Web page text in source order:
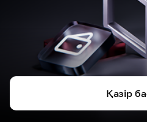
Қазір